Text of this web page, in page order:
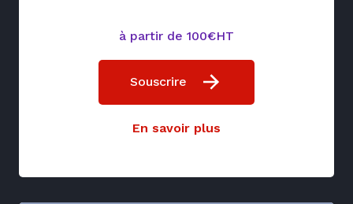
à partir de 100€HT
Souscrire
En savoir plus